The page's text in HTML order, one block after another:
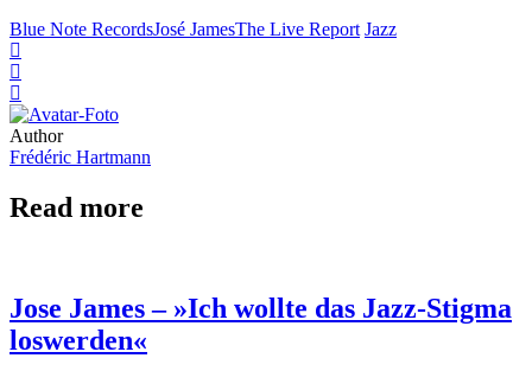
Blue Note RecordsJosé JamesThe Live Report Jazz
Author
Frédéric Hartmann
Read more
Jose James – »Ich wollte das Jazz-Stigma
loswerden«